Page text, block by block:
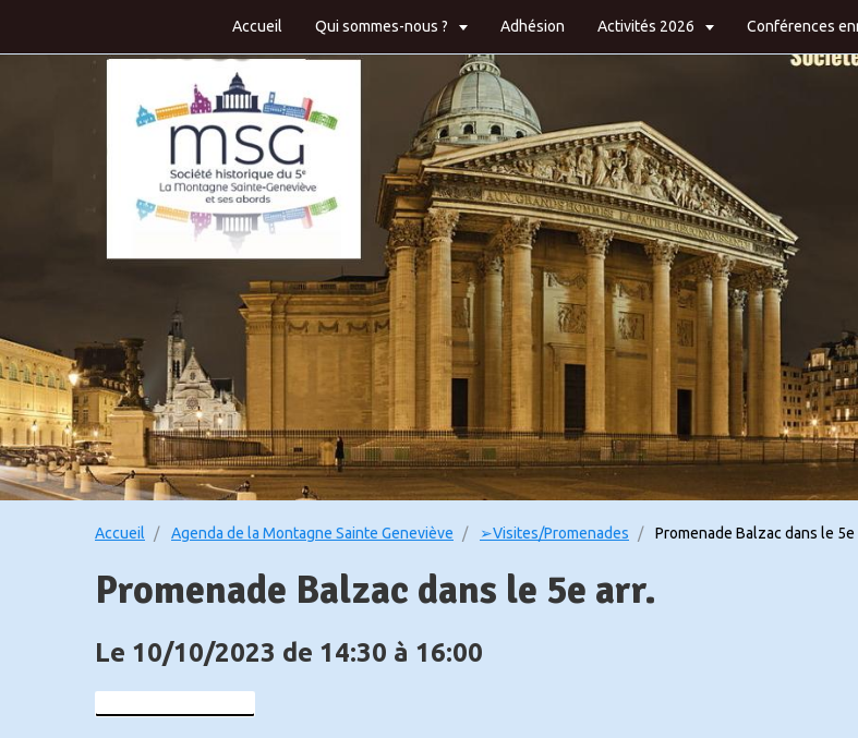
Accueil Qui sommes-nous ? Adhésion Activités 2026 Conférences
Accueil Agenda de la Montagne Sainte Geneviève ➢Visites/Promenades Promenade Balzac dans le 5e
Promenade Balzac dans le 5e arr.
Le 10/10/2023 de 14:30 à 16:00